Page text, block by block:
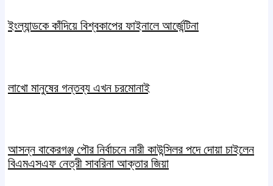
ইংল্যান্ডকে কাঁদিয়ে বিশ্বকাপের ফাইনালে আর্জেন্টিনা
লাখো মানুষের গন্তব্য এখন চরমোনাই
আসন্ন বাকেরগঞ্জ পৌর নির্বাচনে নারী কাউন্সিলর পদে দোয়া চাইলেন
বিএমএসএফ নেত্রী সাবরিনা আক্তার জিয়া